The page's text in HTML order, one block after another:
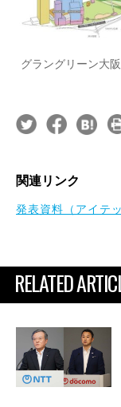
グラングリーン大
関連リンク
発表資料（アイテ
RELATED